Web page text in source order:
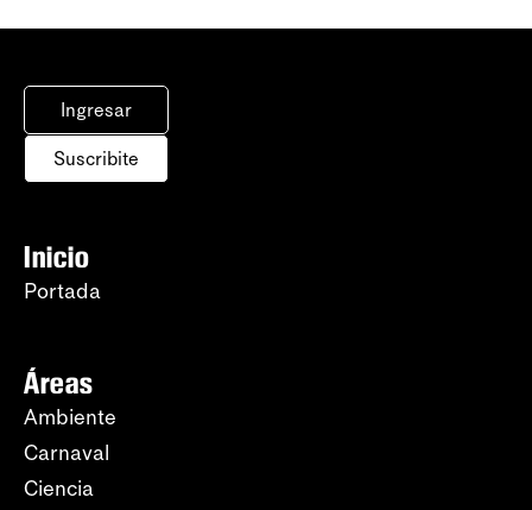
Ingresar
Suscribite
Inicio
Portada
Áreas
Ambiente
Carnaval
Ciencia